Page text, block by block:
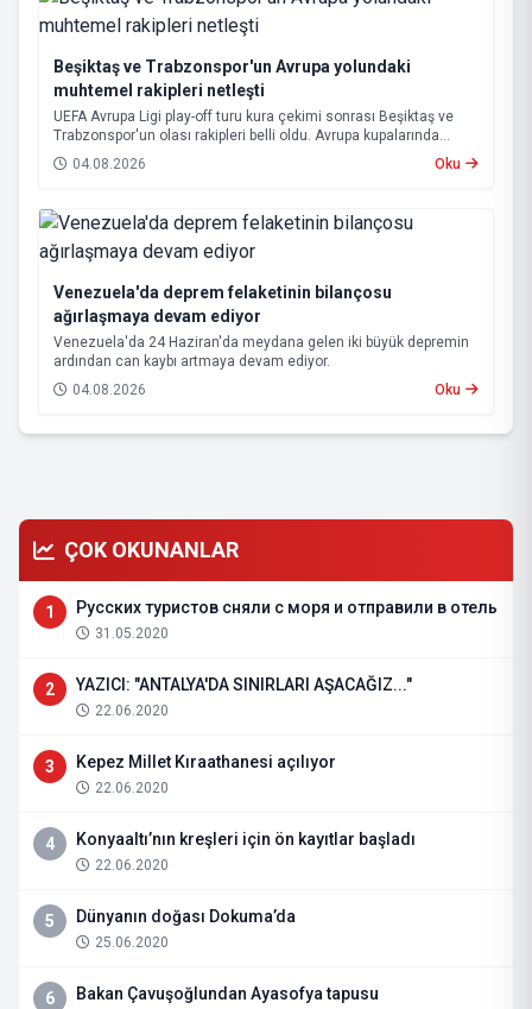
Beşiktaş ve Trabzonspor'un Avrupa yolundaki
muhtemel rakipleri netleşti
UEFA Avrupa Ligi play-off turu kura çekimi sonrası Beşiktaş ve
Trabzonspor'un olası rakipleri belli oldu. Avrupa kupalarında
yoluna devam eden Beşiktaş ve Trabzonspor, grup aşamasına
kalabilmek için kritik eşleşmelerle karşı karşıya gelecek.
04.08.2026 Oku
Venezuela'da deprem felaketinin bilançosu
ağırlaşmaya devam ediyor
Venezuela'da 24 Haziran'da meydana gelen iki büyük depremin
ardından can kaybı artmaya devam ediyor.
04.08.2026
Oku
ÇOK OKUNANLAR
1 Русских туристов сняли с моря и отправили в отель
31.05.2020
2 YAZICI: "ANTALYA'DA SINIRLARI AŞACAĞIZ..."
22.06.2020
3 Kepez Millet Kıraathanesi açılıyor
22.06.2020
4 Konyaaltı’nın kreşleri için ön kayıtlar başladı
22.06.2020
5 Dünyanın doğası Dokuma’da
25.06.2020
6 Bakan Çavuşoğlundan Ayasofya tapusu